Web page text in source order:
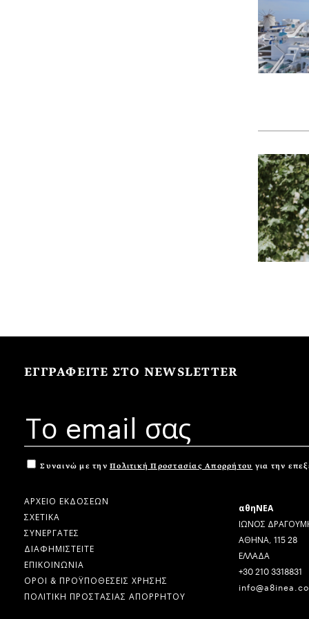
ΕΓΓΡΑΦΕΙΤΕ ΣΤΟ NEWSLETTER
Συναινώ με την Πολιτική Προστασίας Απορρήτου για την
ΑΡΧΕΙΟ ΕΚΔΟΣΕΩΝ
ΣΧΕΤΙΚΑ
ΣΥΝΕΡΓΑΤΕΣ
ΔΙΑΦΗΜΙΣΤΕΙΤΕ
ΕΠΙΚΟΙΝΩΝΙΑ
ΟΡΟΙ & ΠΡΟΫΠΟΘΕΣΕΙΣ ΧΡΗΣΗΣ
ΠΟΛΙΤΙΚΗ ΠΡΟΣΤΑΣΙΑΣ ΑΠΟΡΡΗΤΟΥ
αθηΝΕΑ
ΙΩΝΟΣ
ΑΘΗΝΑ, 115 28
ΕΛΛΑΔΑ
+30 210 3318831